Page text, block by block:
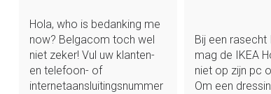
Hola, who is bedanking me
now? Belgacom toch wel
niet zeker! Vul uw klanten-
en telefoon- of
internetaansluitingsnummer
Bij een rasecht
mag de IKEA
niet op zijn pc
Om een